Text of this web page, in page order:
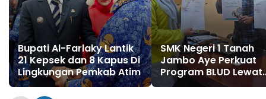
Bupati Al-Farlaky Lantik
21 Kepsek dan 8 Kapus Di
Lingkungan Pemkab Atim
SMK Negeri 1 Tanah
Jambo Aye Perkuat
Program BLUD Lewat
Sinergi Antarsekolah